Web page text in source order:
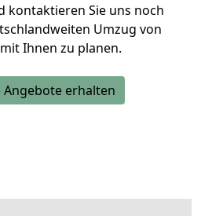
kontaktieren Sie uns noch
Umzug von
Ihnen zu planen.
Angebote erhalten